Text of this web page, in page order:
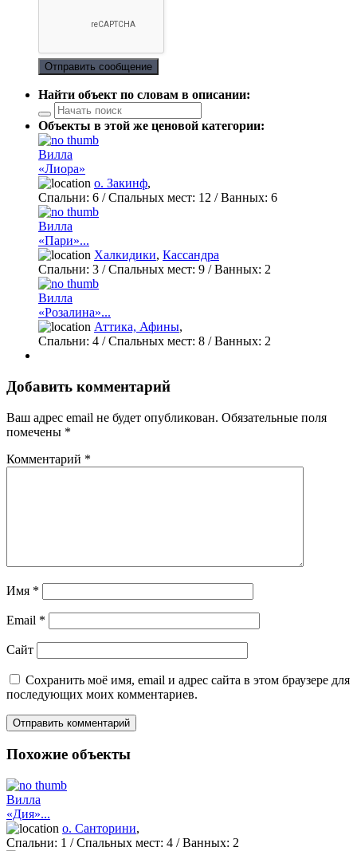
Отправить сообщение
Найти объект по словам в описании:
Объекты в этой же ценовой категории:
Вилла
«Лиора»
о. Закинф,
Спальни: 6 / Спальных мест: 12 /Ванных: 6
Вилла
«Пари»...
Халкидики, Кассандра
Спальни: 3 / Спальных мест: 9 /Ванных: 2
Вилла
«Розалина»...
Аттика, Афины,
Спальни: 4 / Спальных мест: 8 /Ванных: 2
Добавить комментарий
Ваш адрес email не будет опубликован. Обязательные поля
помечены *
Комментарий *
Имя *
Email *
Сайт
Сохранить моё имя, email и адрес сайта в этом браузере для
последующих моих комментариев.
Похожие объекты
Вилла
«Дия»...
о. Санторини,
Спальни: 1 / Спальных мест: 4 /Ванных: 2